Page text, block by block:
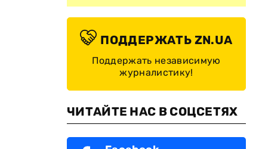
ПОДДЕРЖАТЬ ZN.UA
Поддержать независимую
журналистику!
ЧИТАЙТЕ НАС В СОЦСЕТЯХ